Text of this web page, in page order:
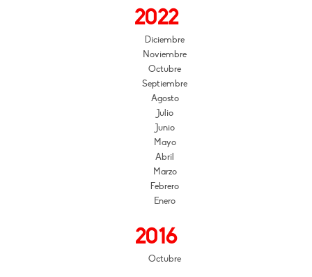
2022
Diciembre
Noviembre
Octubre
Septiembre
Agosto
Julio
Junio
Mayo
Abril
Marzo
Febrero
Enero
2016
Octubre